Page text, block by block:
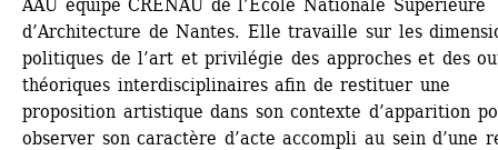
AAU équipe CRENAU de l’Ecole Nationale Supérieure
d’Architecture de Nantes. Elle travaille sur les
politiques de l’art et privilégie des approches et des
théoriques interdisciplinaires afin de restituer une
proposition artistique dans son contexte d’apparition
observer son caractère d’acte accompli au sein d’une